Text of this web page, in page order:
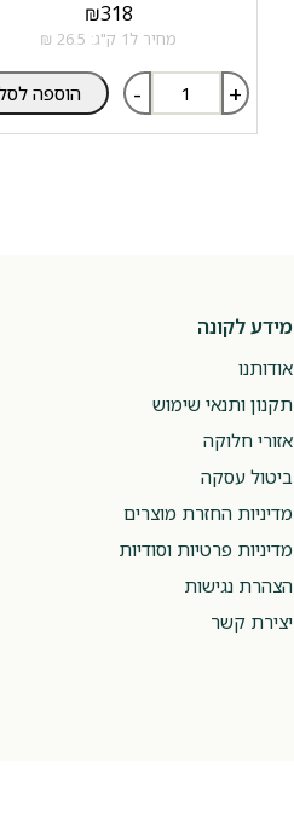
₪318
מחיר ל1 ק"ג: 26.5 ₪
- + הוספה
מידע לקונה
אודותנו
תקנון ותנאי שימוש
אזורי חלוקה
ביטול עסקה
מדיניות החזרת מוצרים
מדיניות פרטיות וסודיות
הצהרת נגישות
יצירת קשר